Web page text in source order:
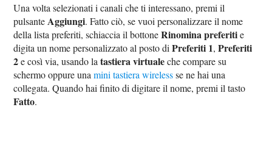
Una volta selezionati i canali che ti interessano, premi il
pulsante Aggiungi. Fatto ciò, se vuoi personalizzare il nome
della lista preferiti, schiaccia il bottoneRinomina preferitie
digita un nome personalizzato al posto diPreferiti 1,Preferiti
2e così via, usando latastiera virtualeche compare su
schermo oppure unamini tastiera wirelessse ne hai una
collegata. Quando hai finito di digitare il nome, premi il tasto
Fatto.